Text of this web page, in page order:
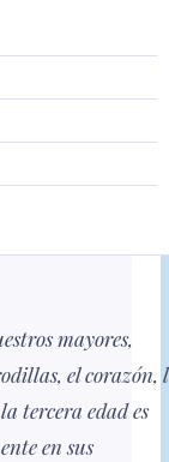
mayores,
el corazón,
tercera edad es
en sus